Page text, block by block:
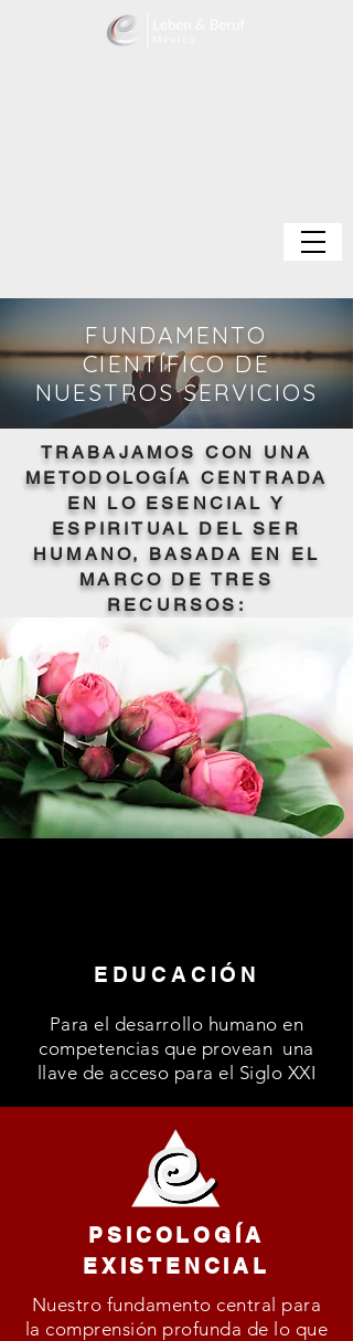
FUNDAMENTO
CIENTÍFICO DE
NUESTROS SERVICIOS
TRABAJAMOS CON UNA
METODOLOGÍA CENTRADA
EN LO ESENCIAL Y
ESPIRITUAL DEL SER
HUMANO, BASADA EN EL
MARCO DE TRES
RECURSOS:
EDUCACIÓN
Para el desarrollo humano en
competencias que provean una
llave de acceso para el Siglo XXI
PSICOLOGÍA
EXISTENCIAL
Nuestro fundamento central para
la comprensión profunda de lo que